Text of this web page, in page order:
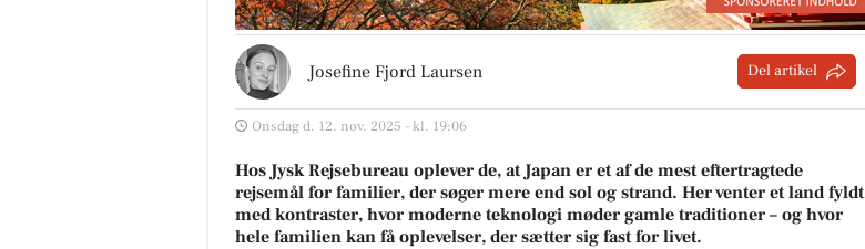
Josefine Fjord Laursen Del artikel
Onsdag d. 12. nov. 2025 - kl. 19:06
Hos Jysk Rejsebureau oplever de, at Japan er et af de mest eftertragtede
rejsemål for familier, der søger mere end sol og strand. Her venter et land fyldt
med kontraster, hvor moderne teknologi møder gamle traditioner – og hvor
hele familien kan få oplevelser, der sætter sig fast for livet.